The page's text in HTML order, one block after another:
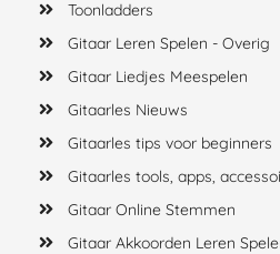
Toonladders
Gitaar Leren Spelen - Overig
Gitaar Liedjes Meespelen
Gitaarles Nieuws
Gitaarles tips voor beginners
Gitaarles tools, apps,
Gitaar Online Stemmen
Gitaar Akkoorden Leren